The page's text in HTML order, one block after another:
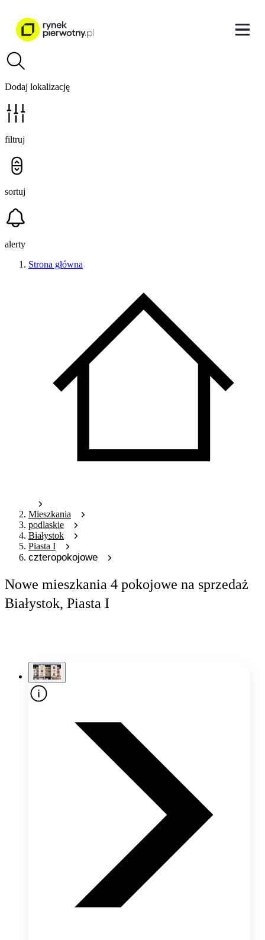
Dodaj lokalizację
filtruj
sortuj
alerty
Strona główna
Mieszkania
podlaskie
Białystok
Piasta I
czteropokojowe
Nowe mieszkania 4 pokojowe na sprzedaż
Białystok, Piasta I